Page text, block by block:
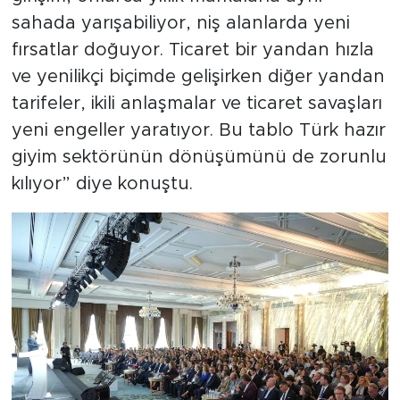
sahada yarışabiliyor, niş alanlarda yeni
fırsatlar doğuyor. Ticaret bir yandan hızla
ve yenilikçi biçimde gelişirken diğer yandan
tarifeler, ikili anlaşmalar ve ticaret savaşları
yeni engeller yaratıyor. Bu tablo Türk hazır
giyim sektörünün dönüşümünü de zorunlu
kılıyor” diye konuştu.